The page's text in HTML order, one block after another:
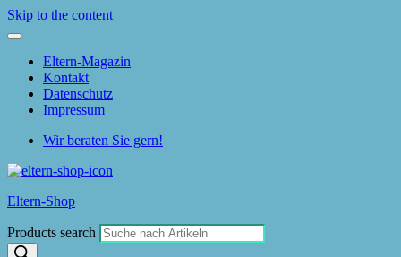
Skip to the content
Eltern-Magazin
Kontakt
Datenschutz
Impressum
Wir beraten Sie gern!
Eltern-Shop
Products search